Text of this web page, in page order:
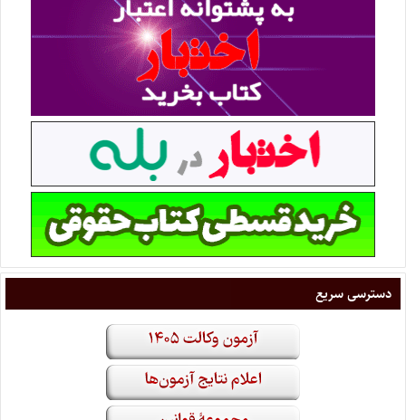
دسترسی سریع